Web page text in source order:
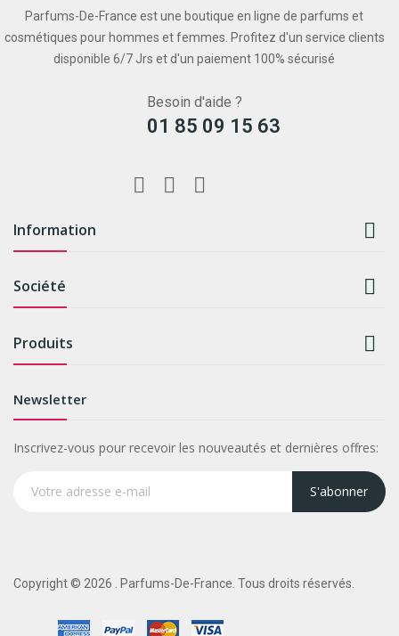
Parfums-De-France est une boutique en ligne de parfums et
cosmétiques pour hommes et femmes. Profitez d'un service clients
disponible 6/7 Jrs et d'un paiement 100% sécurisé
Besoin d'aide ?
01 85 09 15 63
Information 
Société 
Produits 
Newsletter
Inscrivez-vous pour recevoir les nouveautés et dernières offres:
S'abonner
Copyright © 2026 . Parfums-De-France. Tous droits réservés.